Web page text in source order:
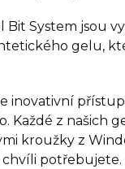
Bit System jsou
gelu,
inovativní
Každé z našich
kroužky z